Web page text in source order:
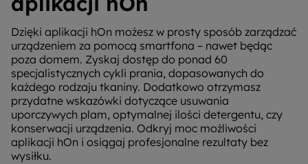
Dzięki aplikacji hOn możesz w prosty sposób zarządzać
urządzeniem za pomocą smartfona – nawet będąc
poza domem. Zyskaj dostęp do ponad 60
specjalistycznych cykli prania, dopasowanych do
każdego rodzaju tkaniny. Dodatkowo otrzymasz
przydatne wskazówki dotyczące usuwania
uporczywych plam, optymalnej ilości detergentu, czy
konserwacji urządzenia. Odkryj moc możliwości
aplikacji hOn i osiągaj profesjonalne rezultaty bez
wysiłku.